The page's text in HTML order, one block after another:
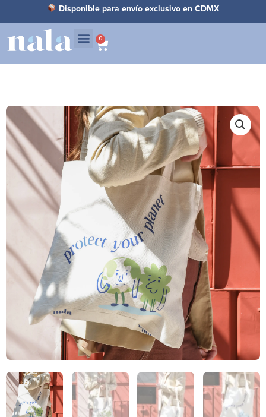
al
contenido
Disponible para envío exclusivo en CDMX
0
Carrito